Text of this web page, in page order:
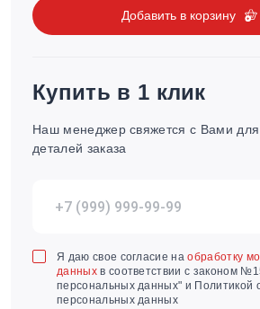
Добавить в корзину
Купить в 1 клик
Наш менеджер свяжется с Вами для
деталей заказа
Я даю свое согласие наобработку
данныхв соответствии с законом
персональных данных" и Политикой
персональных данных